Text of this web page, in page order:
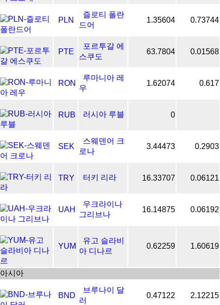
PLN
즐로티 폴란
드어
1.35604 0.73744
PTE
포르투갈 에
스쿠도
63.7804 0.01568
RON
루마니아 레
우
1.62074 0.617
RUB 러시아 루블 0
SEK
스웨덴어 크
로나
3.44473 0.2903
TRY 터키 리라 16.33707 0.06121
UAH
우크라이나
그리브나
16.14875 0.06192
YUM
유고 슬라비
아 디나르
0.62259 1.60619
아시아
BND
브루나이 달
러
0.47122 2.12215